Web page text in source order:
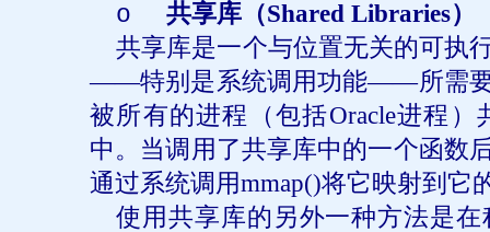
o
共享库（Shared Libraries）
共享库是一个与位置无关的可执
——特别是系统调用功能——所需要
被所有的进程（包括Oracle进程）
中。当调用了共享库中的一个函数
通过系统调用mmap()将它映射到它
使用共享库的另外一种方法是